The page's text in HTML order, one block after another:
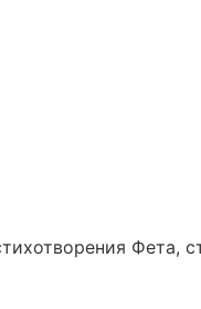
Фета,